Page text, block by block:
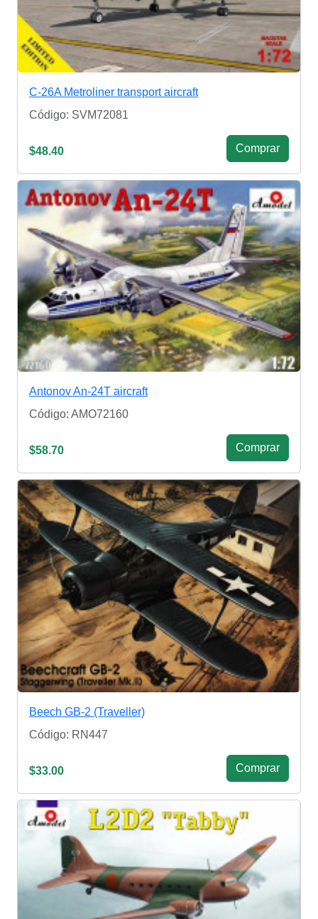
C-26A Metroliner transport aircraft
Código: SVM72081
$48.40 Сomprar
Antonov An-24T aircraft
Código: AMO72160
$58.70 Сomprar
Beech GB-2 (Traveller)
Código: RN447
$33.00 Сomprar